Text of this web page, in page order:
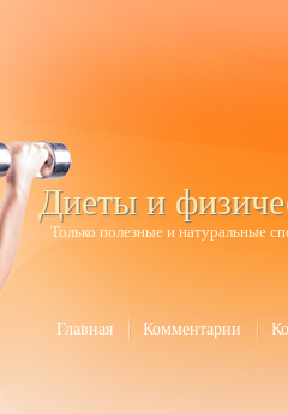
Диеты и
Только полезные и натуральные
Главная Комментарии